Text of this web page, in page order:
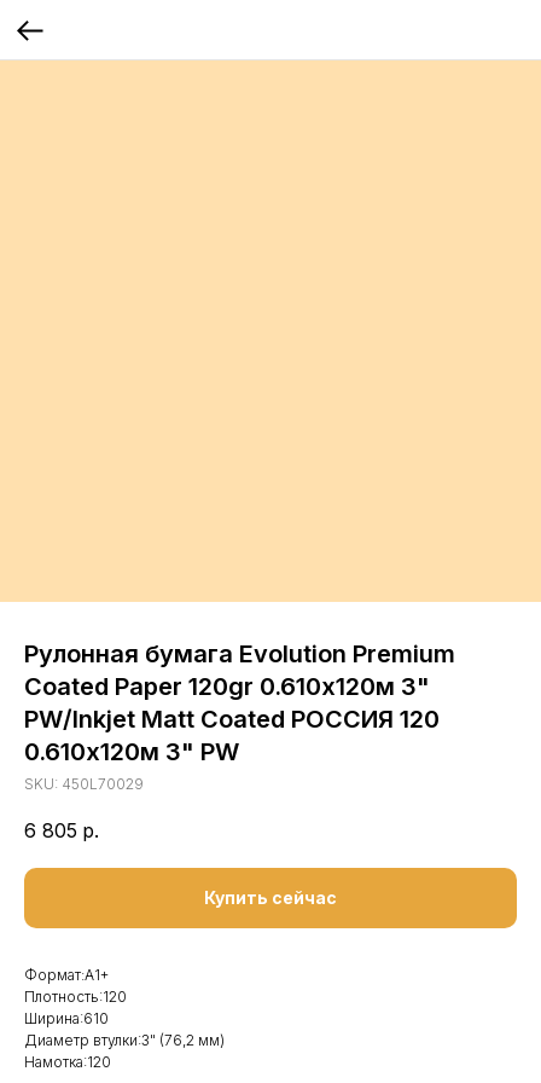
Рулонная бумага Evolution Premium
Coated Paper 120gr 0.610х120м 3"
PW/Inkjet Matt Coated РОССИЯ 120
0.610х120м 3" PW
SKU: 450L70029
6 805 р.
Купить сейчас
Формат:А1+
Плотность:120
Ширина:610
Диаметр втулки:3" (76,2 мм)
Намотка:120